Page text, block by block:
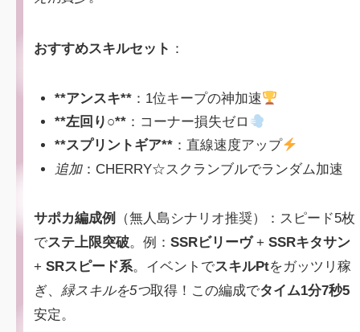
おすすめスキルセット ：
**アンスキ**：1位キープの神加速
**左回り○**：コーナー損失ゼロ
**スプリントギア**：直線速度アップ
追加：CHERRY☆スクランブルでランダム加速
サポカ編成例
（無人島シナリオ推奨）：スピード5枚
でステ上限突破。例：SSRビリーヴ+SSRキタサン
+SRスピード系。イベントでスキルPtをガッツリ稼
ぎ、 緑スキルを5つ取得！この編成でタイム1分7秒5
安定。